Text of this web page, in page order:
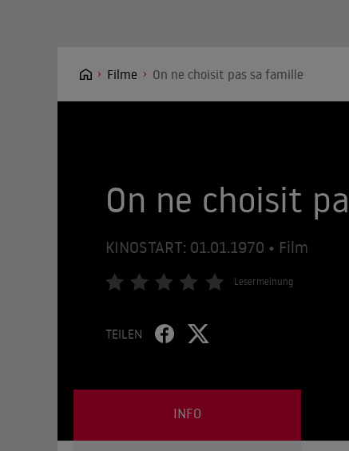
Filme On ne choisit pas sa famille
On ne choisit
KINOSTART: 01.01.1970 • Film
Lesermeinung
TEILEN
INFO